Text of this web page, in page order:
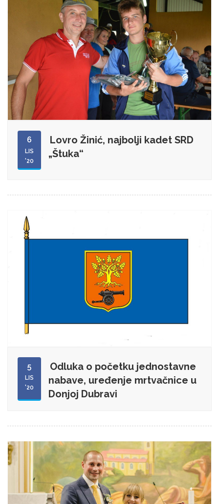
6
LIS
'20
Lovro Žinić, najbolji kadet SRD
„Štuka“
5
LIS
'20
Odluka o početku jednostavne
nabave, uređenje mrtvačnice u
Donjoj Dubravi